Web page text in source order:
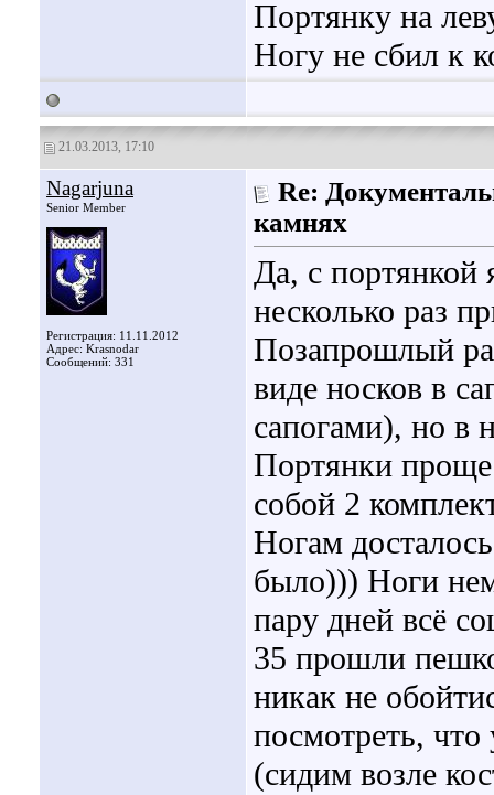
Портянку на
Ногу не сбил к
21.03.2013, 17:10
Nagarjuna
Senior Member
Регистрация: 11.11.2012
Адрес: Krasnodar
Сообщений: 331
Re:
камнях
Да, с портянкой
несколько раз
Позапрошлый
виде носков в
сапогами), но в
Портянки проще
собой 2
Ногам
было))) Ноги
пару дней всё
35 прошли
никак не
посмотреть, что
(сидим возле